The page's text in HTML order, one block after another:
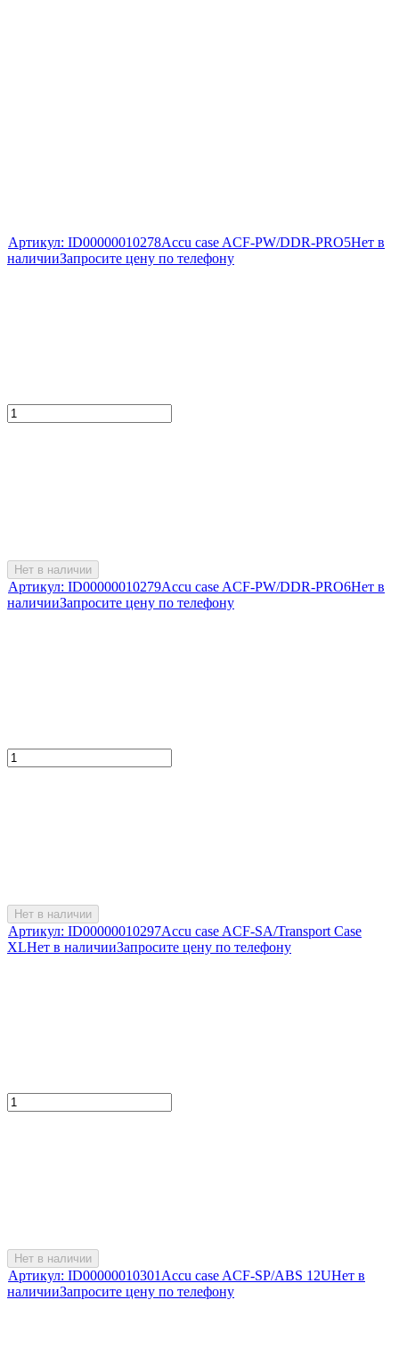
Артикул: ID00000010278Accu case ACF-PW/DDR-PRO5Нет в
наличииЗапросите цену по телефону
Нет в наличии
Артикул: ID00000010279Accu case ACF-PW/DDR-PRO6Нет в
наличииЗапросите цену по телефону
Нет в наличии
Артикул: ID00000010297Accu case ACF-SA/Transport Case
XLНет в наличииЗапросите цену по телефону
Нет в наличии
Артикул: ID00000010301 Accu case ACF-SP/ABS 12UНет в
наличииЗапросите цену по телефону